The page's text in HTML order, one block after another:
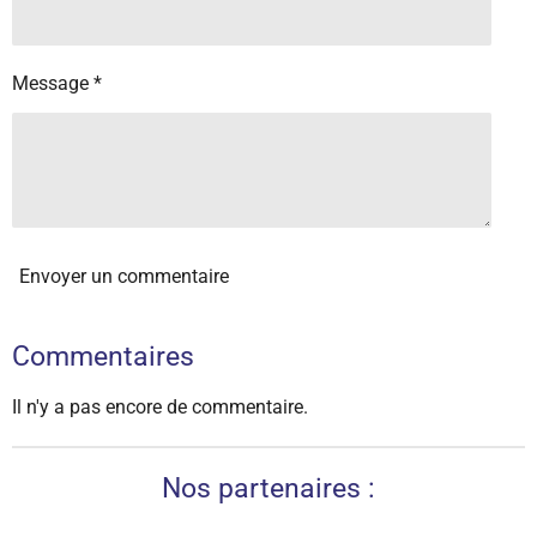
Message *
Envoyer un commentaire
Commentaires
Il n'y a pas encore de commentaire.
Nos partenaires :